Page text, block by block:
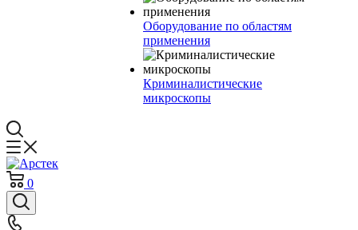
Оборудование по областям
применения
Криминалистические
микроскопы
0